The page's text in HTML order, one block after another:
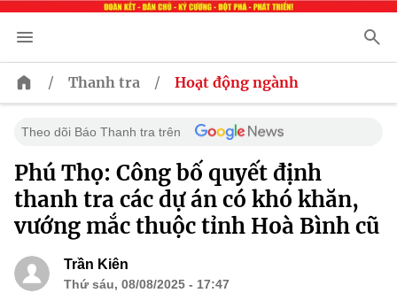
/ Thanh tra / Hoạt động ngành
Theo dõi Báo Thanh tra trên
Phú Thọ: Công bố quyết định
thanh tra các dự án có khó khăn,
vướng mắc thuộc tỉnh Hoà Bình cũ
Trần Kiên
Thứ sáu, 08/08/2025 - 17:47